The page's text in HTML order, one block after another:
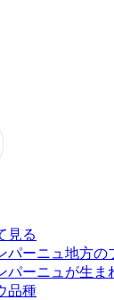
見る
パーニュ地方の
パーニュが生ま
品種